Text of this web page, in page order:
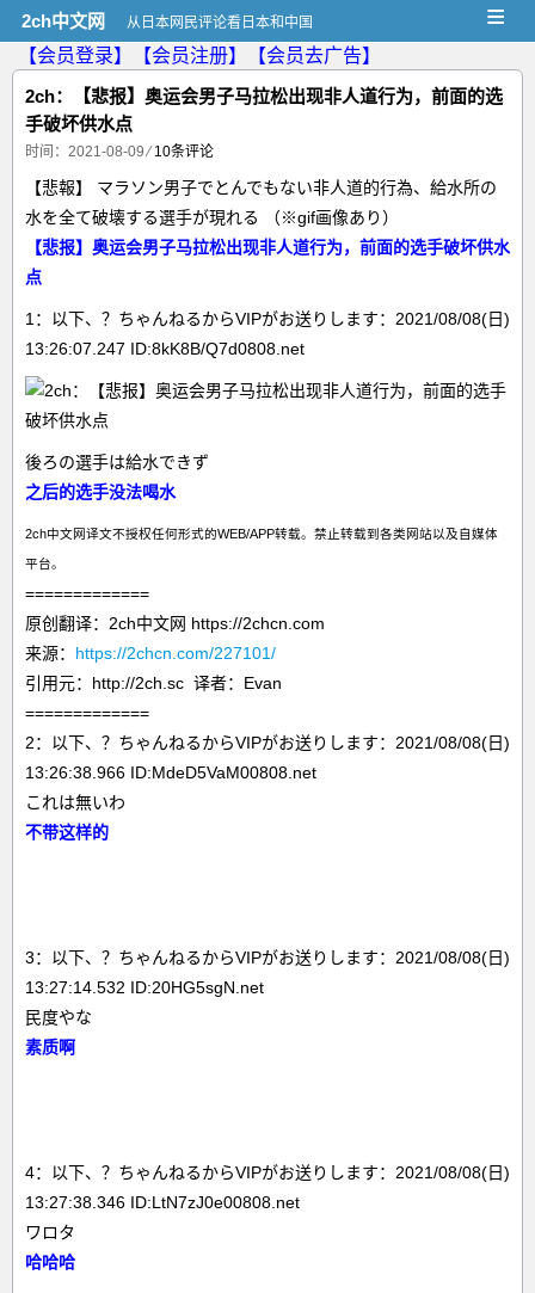
2ch中文网 从日本网民评论看日本和中国 ≡
【会员登录】 【会员注册】
【会员去广告】
2ch：【悲报】奥运会男子马拉松出现非人道行为，前面的选
手破坏供水点
时间：2021-08-09 ⁄10条评论
【悲報】 マラソン男子でとんでもない非人道的行為、給水所の
水を全て破壊する選手が現れる （※gif画像あり）
【悲报】奥运会男子马拉松出现非人道行为，前面的选手破坏供水
点
1：以下、？ちゃんねるからVIPがお送りします：2021/08/08(日)
13:26:07.247 ID:8kK8B/Q7d0808.net
後ろの選手は給水できず
之后的选手没法喝水
2ch中文网译文不授权任何形式的WEB/APP转载。禁止转载到各类网站以及自媒体
平台。
=============
原创翻译：2ch中文网 https://2chcn.com
来源： https://2chcn.com/227101/
引用元：http://2ch.sc 译者：Evan
=============
2：以下、？ちゃんねるからVIPがお送りします：2021/08/08(日)
13:26:38.966 ID:MdeD5VaM00808.net
これは無いわ
不带这样的
3：以下、？ちゃんねるからVIPがお送りします：2021/08/08(日)
13:27:14.532 ID:20HG5sgN.net
民度やな
素质啊
4：以下、？ちゃんねるからVIPがお送りします：2021/08/08(日)
13:27:38.346 ID:LtN7zJ0e00808.net
ワロタ
哈哈哈